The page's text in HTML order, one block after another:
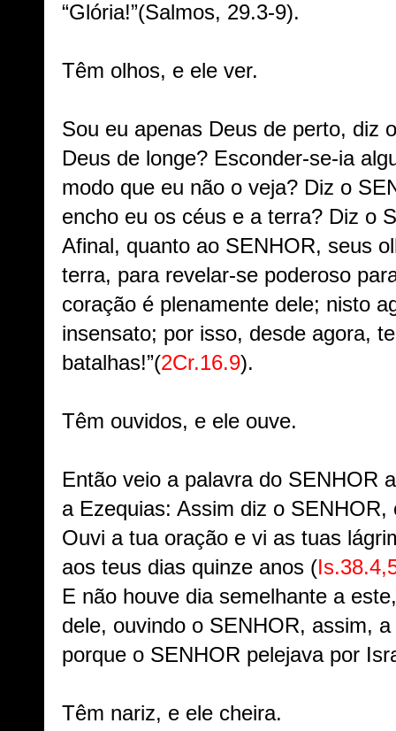
“Glória!”(Salmos, 29.3-9).
Têm olhos, e ele ver.
Sou eu apenas Deus de perto, diz
Deus de longe? Esconder-se-ia
modo que eu não o veja? Diz o
encho eu os céus e a terra? Diz o
Afinal, quanto ao SENHOR, seus
terra, para revelar-se poderoso
coração é plenamente dele; nisto
insensato; por isso, desde agora,
batalhas!”(2Cr.16.9).
Têm ouvidos, e ele ouve.
Então veio a palavra do SENHOR
a Ezequias: Assim diz o
Ouvi a tua oração e vi as tuas
aos teus dias quinze anos (
E não houve dia semelhante a
dele, ouvindo o SENHOR, assim,
porque o SENHOR pelejava por
Têm nariz, e ele cheira.